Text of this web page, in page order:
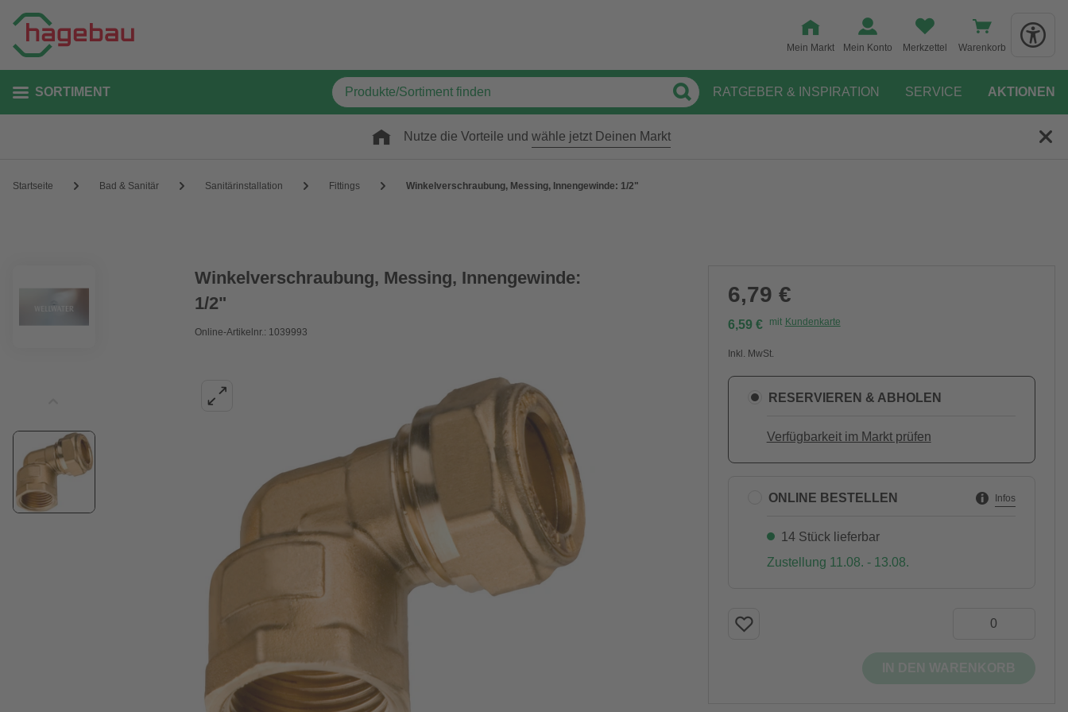
Mein Markt Mein Konto Merkzettel Warenkorb
SORTIMENT RATGEBER & INSPIRATION SERVICE AKTIONEN
Nutze die Vorteile und wähle jetzt Deinen Markt
Startseite Bad & Sanitär Sanitärinstallation Fittings Winkelverschraubung, Messing, Innengewinde: 1/2"
Winkelverschraubung, Messing, Innengewinde:
1/2"
Online-Artikelnr.: 1039993
6,79 €
6,59 € mit Kundenkarte
Inkl. MwSt.
RESERVIEREN & ABHOLEN
Verfügbarkeit im Markt prüfen
ONLINE BESTELLEN Infos
14 Stück lieferbar
Zustellung 11.08. - 13.08.